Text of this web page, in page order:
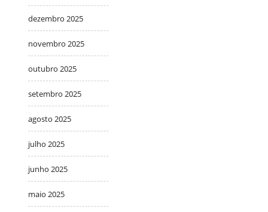
dezembro 2025
novembro 2025
outubro 2025
setembro 2025
agosto 2025
julho 2025
junho 2025
maio 2025